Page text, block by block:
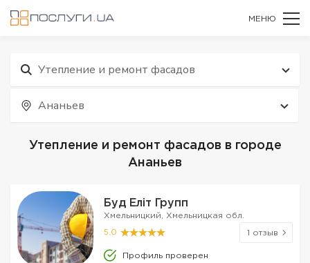
МЕНЮ
Утепление и ремонт фасадов
Ананьев
Утепление и ремонт фасадов в городе
Ананьев
Буд Еліт Групп
Хмельницкий, Хмельницкая обл.
5.0 1 отзыв
Профиль проверен